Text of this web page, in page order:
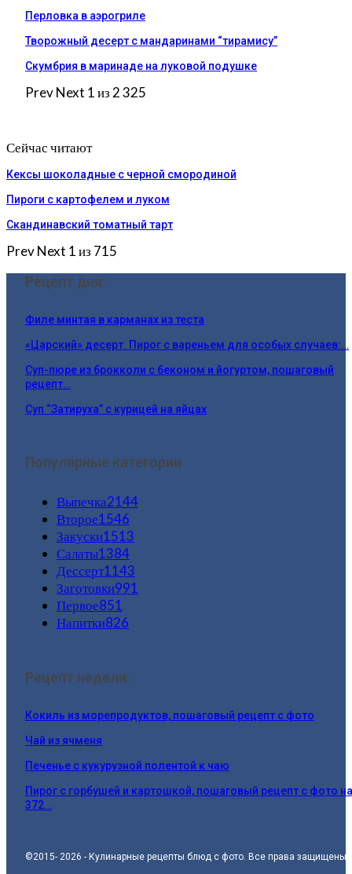
Перловка в аэрогриле
Творожный десерт с мандаринами “тирамису”
Скумбрия в маринаде на луковой подушке
PrevNext 1 из 2 325
Сейчас читают
Кексы шоколадные с черной смородиной
Пироги c картофелем и луком
Скандинавский томатный тарт
PrevNext 1 из 715
Рецепт дня:
Филе минтая в карманах из теста
«Царский» десерт. Пирог с вареньем для особых случаев:…
Суп-пюре из брокколи с беконом и йогуртом, пошаговый
рецепт…
Суп “Затируха” с курицей на яйцах
Популярные категории
Выпечка2144
Второе1546
Закуски1513
Салаты1384
Дессерт1143
Заготовки991
Первое851
Напитки826
Рецепт недели:
Кокиль из морепродуктов, пошаговый рецепт с фото
Чай из ячменя
Печенье с кукурузной полентой к чаю
Пирог с горбушей и картошкой, пошаговый рецепт с фото на
372…
©2015- 2026 - Кулинарные рецепты блюд с фото. Все права защищены.